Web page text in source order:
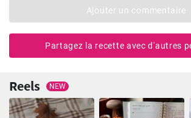
Ajouter un commentaire
Partagez la recette avec d'autres
Reels NEW